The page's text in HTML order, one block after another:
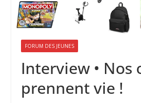
FORUM DES JEUNES
Interview • Nos
prennent vie !